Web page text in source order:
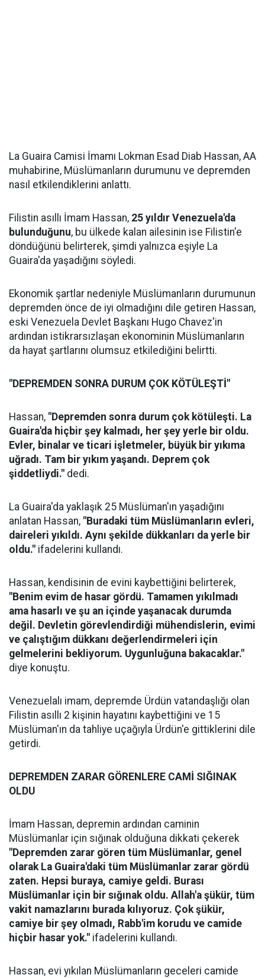
La Guaira Camisi İmamı Lokman Esad Diab Hassan, AA
muhabirine, Müslümanların durumunu ve depremden
nasıl etkilendiklerini anlattı.
Filistin asıllı İmam Hassan, 25 yıldır Venezuela'da
bulunduğunu, bu ülkede kalan ailesinin ise Filistin'e
döndüğünü belirterek, şimdi yalnızca eşiyle La
Guaira'da yaşadığını söyledi.
Ekonomik şartlar nedeniyle Müslümanların durumunun
depremden önce de iyi olmadığını dile getiren Hassan,
eski Venezuela Devlet Başkanı Hugo Chavez'in
ardından istikrarsızlaşan ekonominin Müslümanların
da hayat şartlarını olumsuz etkilediğini belirtti.
"DEPREMDEN SONRA DURUM ÇOK KÖTÜLEŞTİ"
Hassan, "Depremden sonra durum çok kötüleşti. La
Guaira'da hiçbir şey kalmadı, her şey yerle bir oldu.
Evler, binalar ve ticari işletmeler, büyük bir yıkıma
uğradı. Tam bir yıkım yaşandı. Deprem çok
şiddetliydi." dedi.
La Guaira'da yaklaşık 25 Müslüman'ın yaşadığını
anlatan Hassan, "Buradaki tüm Müslümanların evleri,
daireleri yıkıldı. Aynı şekilde dükkanları da yerle bir
oldu." ifadelerini kullandı.
Hassan, kendisinin de evini kaybettiğini belirterek,
"Benim evim de hasar gördü. Tamamen yıkılmadı
ama hasarlı ve şu an içinde yaşanacak durumda
değil. Devletin görevlendirdiği mühendislerin, evimi
ve çalıştığım dükkanı değerlendirmeleri için
gelmelerini bekliyorum. Uygunluğuna bakacaklar."
diye konuştu.
Venezuelalı imam, depremde Ürdün vatandaşlığı olan
Filistin asıllı 2 kişinin hayatını kaybettiğini ve 15
Müslüman'ın da tahliye uçağıyla Ürdün'e gittiklerini dile
getirdi.
DEPREMDEN ZARAR GÖRENLERE CAMİ SIĞINAK
OLDU
İmam Hassan, depremin ardından caminin
Müslümanlar için sığınak olduğuna dikkati çekerek
"Depremden zarar gören tüm Müslümanlar, genel
olarak La Guaira'daki tüm Müslümanlar zarar gördü
zaten. Hepsi buraya, camiye geldi. Burası
Müslümanlar için bir sığınak oldu. Allah'a şükür, tüm
vakit namazlarını burada kılıyoruz. Çok şükür,
camiye bir şey olmadı, Rabb'im korudu ve camide
hiçbir hasar yok." ifadelerini kullandı.
Hassan, evi yıkılan Müslümanların geceleri camide